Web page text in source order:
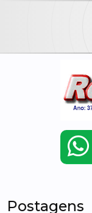
Postagens